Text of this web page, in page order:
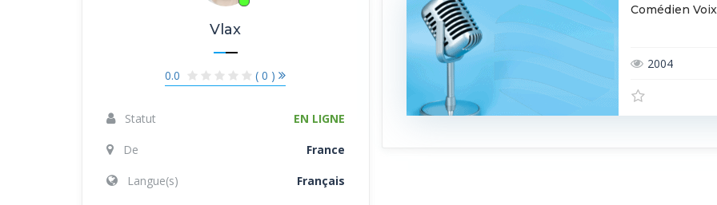
Vlax
0.0 ( 0 )
Statut EN LIGNE
De France
Langue(s) Français
Comédien
2004